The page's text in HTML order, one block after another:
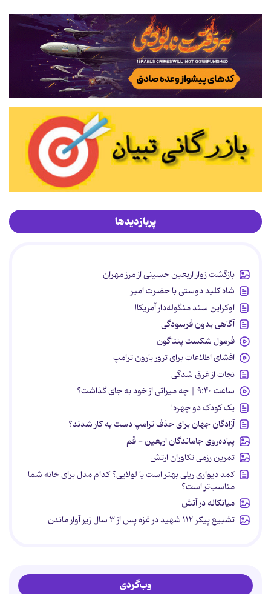
پربازدیدها
بازگشت زوار اربعین حسینی از مرز مهران
شاه کلید دوستی با حضرت امیر
اوکراین سند منگوله‌دار آمریکا!
آگاهی بدون فرسودگی
فرمول شکست پنتاگون
افشای اطلاعات برای ترور بارون ترامپ
نجات از غرق شدگی
ساعت ۹:۴۰ | چه میراثی از خود به جای گذاشت؟
یک کودک دو چهره!
آزادگان جهان برای حذف ترامپ دست به کار شدند؟
پیاده‌روی جاماندگان اربعین - قم
تمرین رزمی تکاوران ارتش
کمد دیواری ریلی بهتر است یا لولایی؟ کدام مدل برای خانه شما
مناسب‌تر است؟
میانکاله در آتش
تشییع پیکر ۱۱۲ شهید در غزه پس از ۳ سال زیر آوار ماندن
وب‌گردی